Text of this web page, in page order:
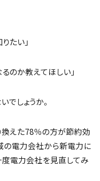
たい」
のか教えてほしい」
でしょうか。
換えた78％の方が節約効
の電力会社から新電力に
度電力会社を見直してみ